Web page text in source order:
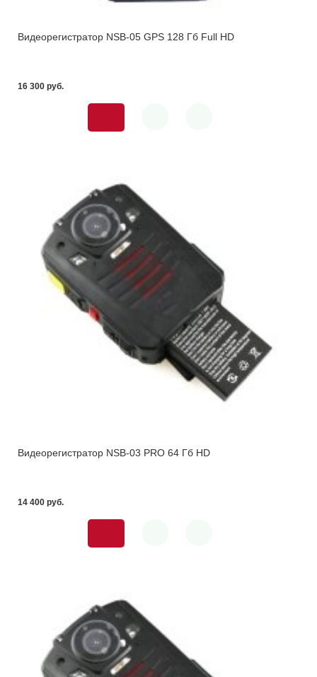
Видеорегистратор NSB-05 GPS 128 Гб Full HD
16 300 pуб.
Видеорегистратор NSB-03 PRO 64 Гб HD
14 400 pуб.